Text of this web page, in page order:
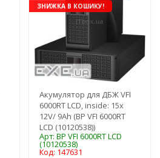
ЗНИЖКА В КОШИКУ!
Акумулятор для ДБЖ VFI
6000RT LCD, inside: 15x
12V/ 9Ah (BP VFI 6000RT
LCD (10120538))
Арт: BP VFI 6000RT LCD
(10120538)
Код: 147631